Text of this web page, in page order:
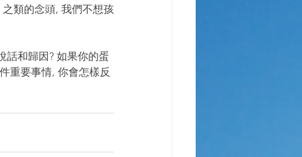
類的念頭, 我們不想孩
重要事情, 你會怎樣反